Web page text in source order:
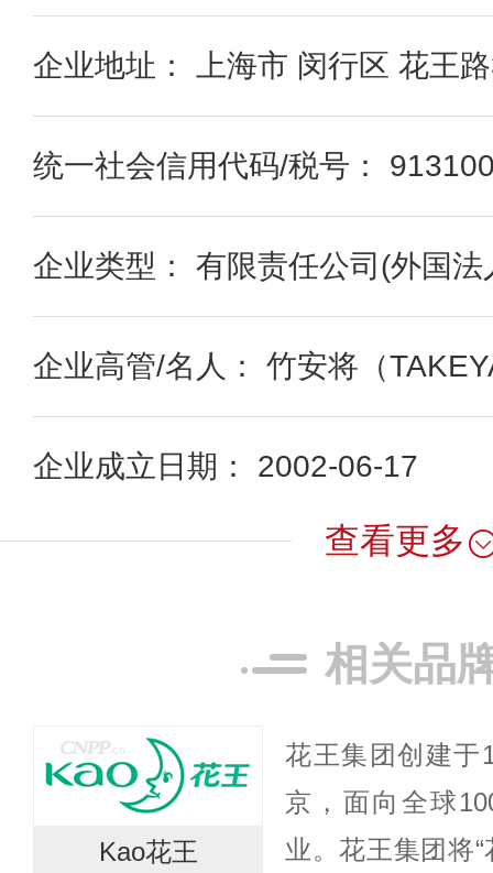
企业地址： 上海市 闵行区 花王
统一社会信用代码/税号：
企业类型： 有限责任公司(外国法
企业高管/名人： 竹安将（
企业成立日期： 2002-06-17
查看更多
相关品
Kao花王
花王集团创建于
京，面向全球
业。花王集团将